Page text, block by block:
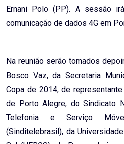
Ernani Polo (PP). A sessão
comunicação de dados 4G em
Na reunião serão tomados
Bosco Vaz, da Secretaria
Copa de 2014, de
de Porto Alegre, do Sindicato
Telefonia e Serviço
(Sinditelebrasil), da